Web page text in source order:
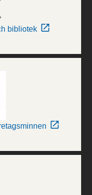
bibliotek